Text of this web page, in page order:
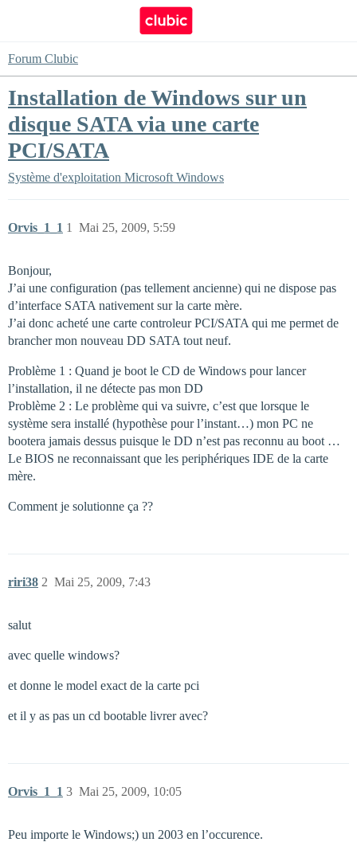
Forum Clubic
Installation de Windows sur un
disque SATA via une carte
PCI/SATA
Système d'exploitation Microsoft Windows
Orvis_1_1 Mai 25, 2009, 5:59
1
Bonjour,
J’ai une configuration (pas tellement ancienne) qui ne dispose pas
d’interface SATA nativement sur la carte mère.
J’ai donc acheté une carte controleur PCI/SATA qui me permet de
brancher mon nouveau DD SATA tout neuf.
Problème 1 : Quand je boot le CD de Windows pour lancer
l’installation, il ne détecte pas mon DD
Problème 2 : Le problème qui va suivre, c’est que lorsque le
système sera installé (hypothèse pour l’instant…) mon PC ne
bootera jamais dessus puisque le DD n’est pas reconnu au boot …
Le BIOS ne reconnaissant que les periphériques IDE de la carte
mère.
Comment je solutionne ça ??
riri38 Mai 25, 2009, 7:43
2
salut
avec quelle windows?
et donne le model exact de la carte pci
et il y as pas un cd bootable livrer avec?
Orvis_1_1 Mai 25, 2009, 10:05
3
Peu importe le Windows;) un 2003 en l’occurence.